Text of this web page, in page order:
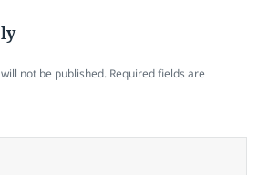
not be published. Required fields are